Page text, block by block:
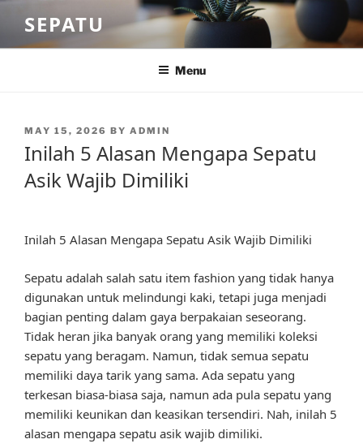
content
SEPATU
Menu
POSTED
MAY 15, 2026 BY ADMIN
Inilah 5 Alasan Mengapa Sepatu
Asik Wajib Dimiliki
Inilah 5 Alasan Mengapa Sepatu Asik Wajib Dimiliki
Sepatu adalah salah satu item fashion yang tidak hanya
digunakan untuk melindungi kaki, tetapi juga menjadi
bagian penting dalam gaya berpakaian seseorang.
Tidak heran jika banyak orang yang memiliki koleksi
sepatu yang beragam. Namun, tidak semua sepatu
memiliki daya tarik yang sama. Ada sepatu yang
terkesan biasa-biasa saja, namun ada pula sepatu yang
memiliki keunikan dan keasikan tersendiri. Nah, inilah 5
alasan mengapa sepatu asik wajib dimiliki.